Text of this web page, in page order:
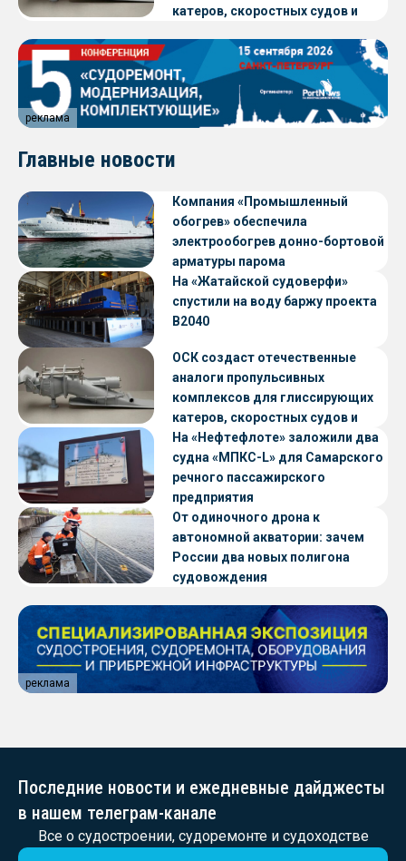
катеров, скоростных судов и
реклама
Главные новости
Компания «Промышленный
обогрев» обеспечила
электрообогрев донно-бортовой
арматуры парома
«Петропавловск» проекта CNF22
На «Жатайской судоверфи»
спустили на воду баржу проекта
В2040
ОСК создаст отечественные
аналоги пропульсивных
комплексов для глиссирующих
катеров, скоростных судов и
судов с малой осадкой
На «Нефтефлоте» заложили два
судна «МПКС-L» для Самарского
речного пассажирского
предприятия
От одиночного дрона к
автономной акватории: зачем
России два новых полигона
судовождения
реклама
Последние новости и ежедневные дайджесты
в нашем телеграм-канале
Все о судостроении, судоремонте и судоходстве